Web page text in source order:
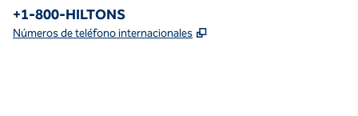
Teléfono:
+1-800-HILTONS
Números de teléfono internacionales ,